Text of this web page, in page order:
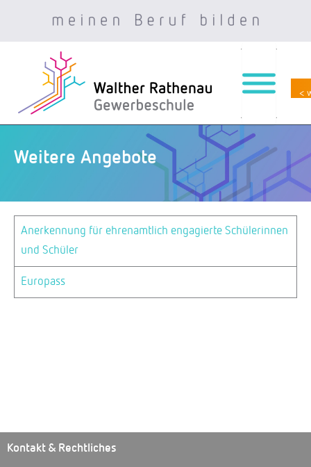
Zum
springen
<
Weitere Angebote
Anerkennung für ehrenamtlich engagierte Schülerinnen
und Schüler
Europass
Kontakt & Rechtliches